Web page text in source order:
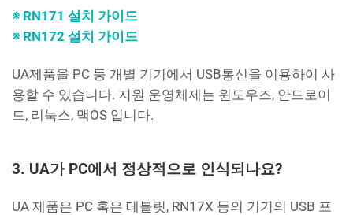
※ RN171 설치 가이드
※ RN172 설치 가이드
UA제품을 PC 등 개별 기기에서 USB통신을 이용하여 사
용할 수 있습니다. 지원 운영체제는 윈도우즈, 안드로이
드, 리눅스, 맥OS 입니다.
3. UA가 PC에서 정상적으로 인식되나요?
UA 제품은 PC 혹은 테블릿, RN17X 등의 기기의 USB 포